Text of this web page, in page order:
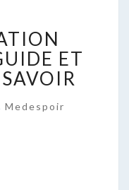
ET
Medespoir